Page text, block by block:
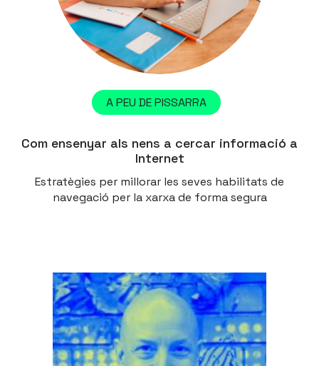
A PEU DE PISSARRA
Com ensenyar als nens a cercar informació a
Internet
Estratègies per millorar les seves habilitats de
navegació per la xarxa de forma segura